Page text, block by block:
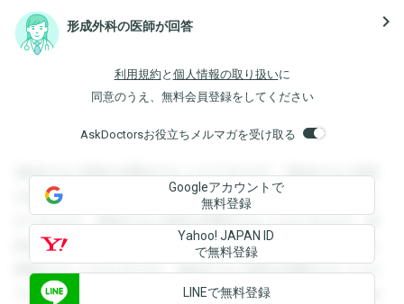
形成外科の医師が回答 navigate_next
利用規約 と 個人情報の取り扱いに
同意のうえ、無料会員登録をしてください
AskDoctorsお役立ちメルマガを受け取る
登録すると回答を閲覧することができます。登録すると回答
を閲覧することができます。登録すると回答を閲覧すること
ができます。登録すると回答を閲覧することができます。登
録すると回答を閲覧することができます。登録すると回答を
閲覧することができます。登録すると回答を閲覧することが
できます。登録すると回答を閲覧することができます。登録
Googleアカウントで
無料登録
Yahoo! JAPAN ID
で無料登録
LINEで無料登録